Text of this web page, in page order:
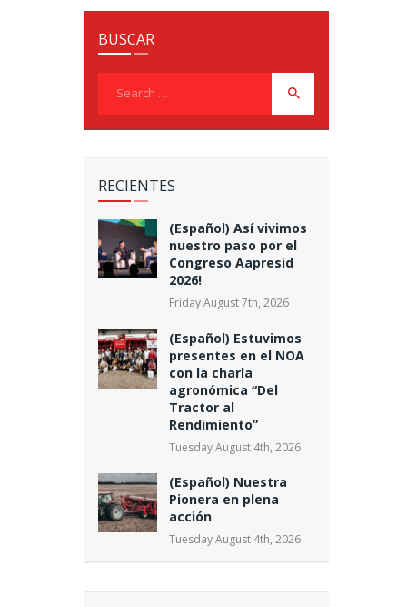
BUSCAR
RECIENTES
(Español) Así vivimos
nuestro paso por el
Congreso Aapresid
2026!
Friday August 7th, 2026
(Español) Estuvimos
presentes en el NOA
con la charla
agronómica “Del
Tractor al
Rendimiento”
Tuesday August 4th, 2026
(Español) Nuestra
Pionera en plena
acción
Tuesday August 4th, 2026